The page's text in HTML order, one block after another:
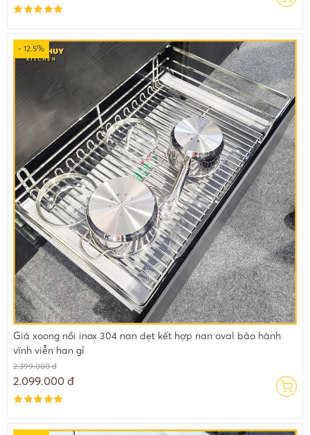
- 12.5%
Giá xoong nồi inox 304 nan dẹt kết hợp nan oval bảo hành
vĩnh viễn han gỉ
2.399.000 đ
2.099.000 đ